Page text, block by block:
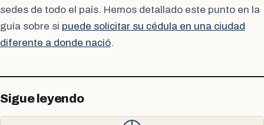
sedes de todo el país. Hemos detallado este punto en la
guía sobre si puede solicitar su cédula en una ciudad
diferente a donde nació.
Sigue leyendo